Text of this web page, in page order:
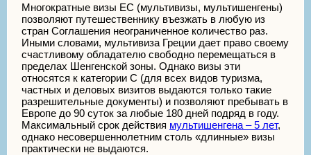
Многократные визы ЕС (мультивизы, мультишенгены)
позволяют путешественнику въезжать в любую из
стран Соглашения неограниченное количество раз.
Иными словами, мультивиза Греции дает право своему
счастливому обладателю свободно перемещаться в
пределах Шенгенской зоны. Однако визы эти
относятся к категории С (для всех видов туризма,
частных и деловых визитов выдаются только такие
разрешительные документы) и позволяют пребывать в
Европе до 90 суток за любые 180 дней подряд в году.
Максимальный срок действия мультишенгена – 5 лет,
однако несовершеннолетним столь «длинные» визы
практически не выдаются.